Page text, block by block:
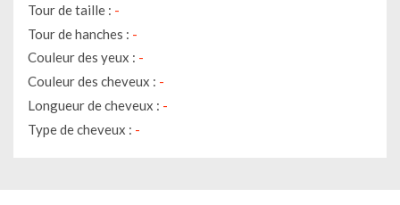
Tour de taille : -
Tour de hanches : -
Couleur des yeux : -
Couleur des cheveux : -
Longueur de cheveux : -
Type de cheveux : -